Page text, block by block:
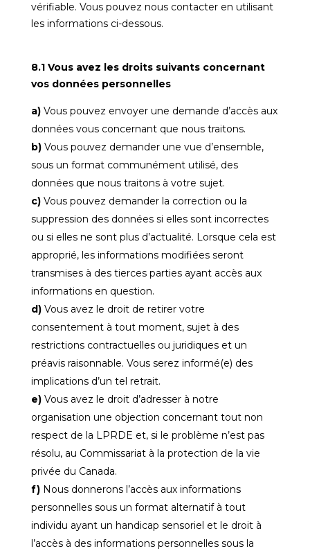
vérifiable. Vous pouvez nous contacter en utilisant
les informations ci-dessous.
8.1 Vous avez les droits suivants concernant
vos données personnelles
Vous pouvez envoyer une demande d’accès aux
données vous concernant que nous traitons.
Vous pouvez demander une vue d’ensemble,
sous un format communément utilisé, des
données que nous traitons à votre sujet.
Vous pouvez demander la correction ou la
suppression des données si elles sont incorrectes
ou si elles ne sont plus d’actualité. Lorsque cela est
approprié, les informations modifiées seront
transmises à des tierces parties ayant accès aux
informations en question.
Vous avez le droit de retirer votre
consentement à tout moment, sujet à des
restrictions contractuelles ou juridiques et un
préavis raisonnable. Vous serez informé(e) des
implications d’un tel retrait.
Vous avez le droit d’adresser à notre
organisation une objection concernant tout non
respect de la LPRDE et, si le problème n’est pas
résolu, au Commissariat à la protection de la vie
privée du Canada.
Nous donnerons l’accès aux informations
personnelles sous un format alternatif à tout
individu ayant un handicap sensoriel et le droit à
l’accès à des informations personnelles sous la